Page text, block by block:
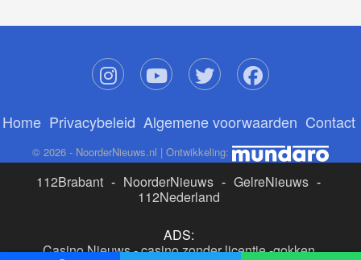
Home Privacybeleid Algemene voorwaarden Contact
© 2026 - NoorderNieuws.nl | Ontwikkeling:
112Brabant - NoorderNieuws - GelreNieuws -
112Nederland
ADS:
Casino Nieuws-casino zonder licentie-gokken